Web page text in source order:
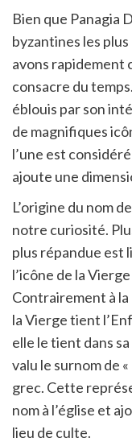
Bien que Panagia
byzantines les
avons rapidement
consacre du
éblouis par son
de magnifiques
l’une est
ajoute une
L’origine du nom
notre curiosité.
plus répandue est
l’icône de la
Contrairement à
la Vierge tient
elle le tient dans
valu le surnom de
grec. Cette
nom à l’église et
lieu de culte.